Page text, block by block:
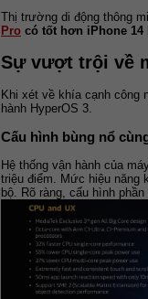
Thị trường di động thông
Pro có tốt hơn iPhone 14
Sự vượt trội về
Khi xét về khía cạnh công
hành HyperOS 3.
Cấu hình bùng nổ
Hệ thống vận hành của
triệu điểm. Mức hiệu năng
bộ. Rõ ràng, cấu hình